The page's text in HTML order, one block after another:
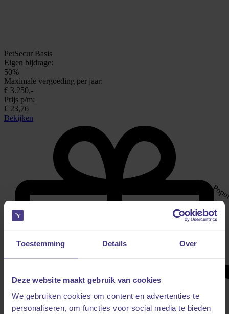
Toestemming Details Over
Deze website maakt gebruik van cookies
We gebruiken cookies om content en advertenties te
personaliseren, om functies voor social media te bieden
PetSecur Basis
Eigen bijdrage:
50%
Maximale vergoeding per jaar:
€ 3.250,-
Prijs p/m:
€ 23,76
Bekijken